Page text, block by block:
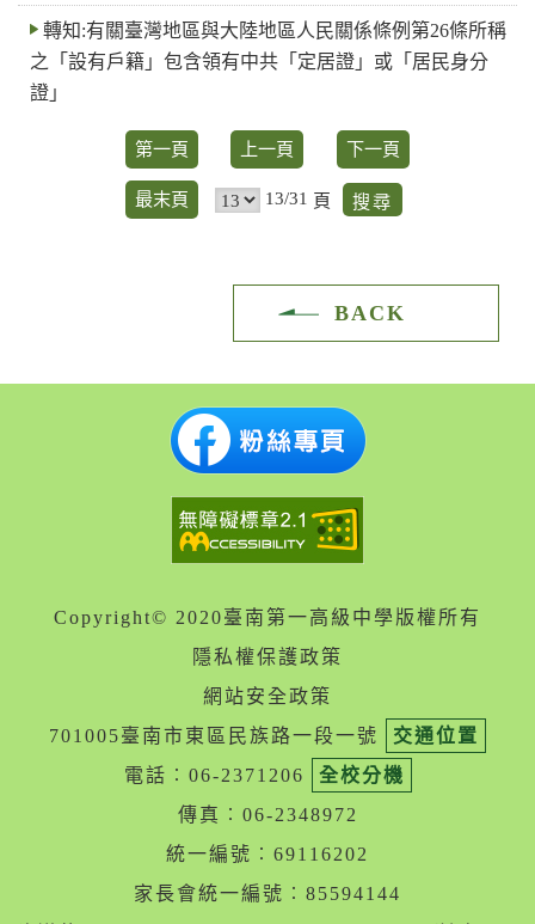
轉知:有關臺灣地區與大陸地區人民關係條例第26條所稱
之「設有戶籍」包含領有中共「定居證」或「居民身分
證」
第一頁 上一頁 下一頁
最末頁 13/31 頁
BACK
Copyright© 2020臺南第一高級中學版權所有
隱私權保護政策
網站安全政策
701005臺南市東區民族路一段一號
交通位置
電話︰06-2371206
全校分機
傳真︰06-2348972
統一編號︰69116202
家長會統一編號︰85594144